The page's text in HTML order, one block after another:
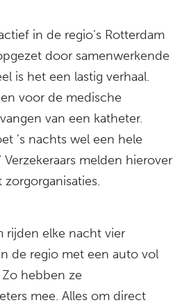
in de regio’s Rotterdam
door samenwerkende
is het een lastig verhaal.
voor de medische
van een katheter.
’s nachts wel een hele
Verzekeraars melden hierover
rijden elke nacht vier
de regio met een auto vol
hebben ze
mee. Alles om direct